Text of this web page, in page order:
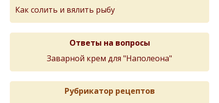
Как солить и вялить рыбу
Ответы на вопросы
Заварной крем для "Наполеона"
Рубрикатор рецептов